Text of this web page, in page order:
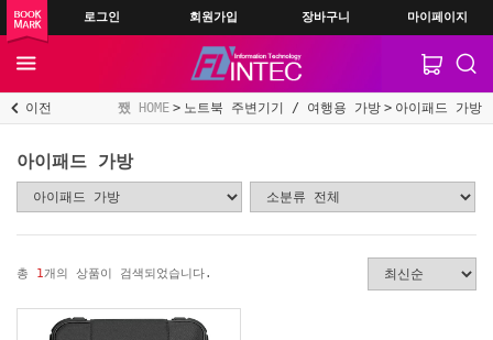
로그인 회원가입 장바구니 마이페이지
이전 HOME 노트북 주변기기 / 여행용 가방 아이패드 가방
아이패드 가방
총 1개의 상품이 검색되었습니다.